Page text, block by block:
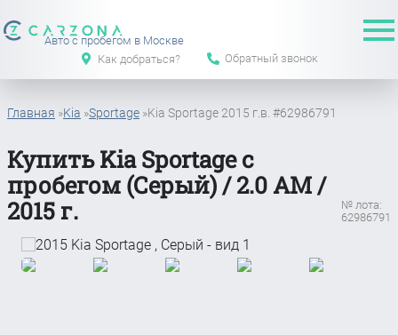
Авто с пробегом в Москве
Как добраться?
Обратный звонок
Главная »Kia »Sportage »Kia Sportage 2015 г.в. #62986791
Купить Kia Sportage с
пробегом (Серый) / 2.0 АМ /
2015 г.
№ лота:
62986791